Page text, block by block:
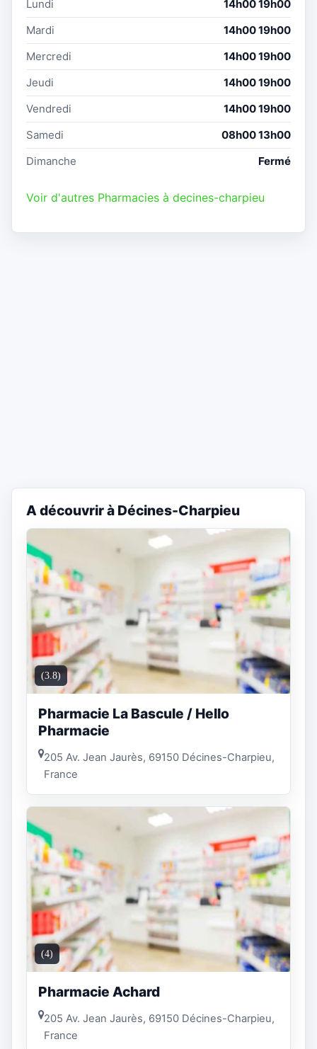
Lundi
14h00 19h00
Mardi
14h00 19h00
Mercredi
14h00 19h00
Jeudi
14h00 19h00
Vendredi
14h00 19h00
Samedi
08h00 13h00
Dimanche
Fermé
Voir d'autres Pharmacies à decines-charpieu
A découvrir à Décines-Charpieu
(3.8)
Pharmacie La Bascule / Hello
Pharmacie
205 Av. Jean Jaurès, 69150 Décines-Charpieu,
France
(4)
Pharmacie Achard
205 Av. Jean Jaurès, 69150 Décines-Charpieu,
France